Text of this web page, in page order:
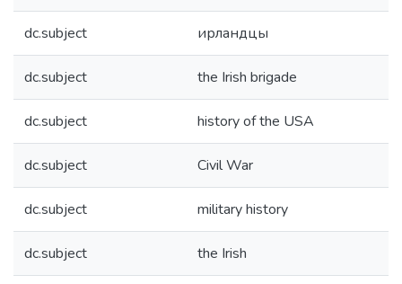
dc.subject ирландцы
dc.subject the Irish brigade
dc.subject history of the USA
dc.subject Civil War
dc.subject military history
dc.subject the Irish